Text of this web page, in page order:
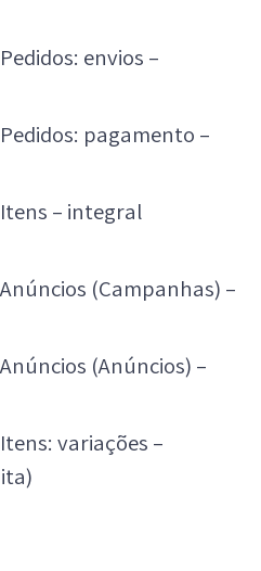
envios –
pagamento –
– integral
(Campanhas) –
(Anúncios) –
variações –